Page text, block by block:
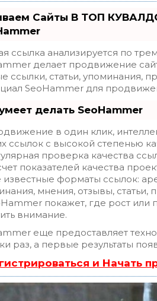
Сайты В ТОП
ссылка анализируется по
делает продвижение
ссылки, статьи, упоминания,
SeoHammer для
делать SeoHammer
в один клик,
ссылок с высокой степенью
проверка качества
показателей качества
форматы ссылок:
мнения, отзывы, статьи,
покажет, где рост или
внимание.
еще предоставляет
раз, а первые результаты
и Начать